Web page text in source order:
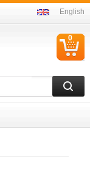
English
0